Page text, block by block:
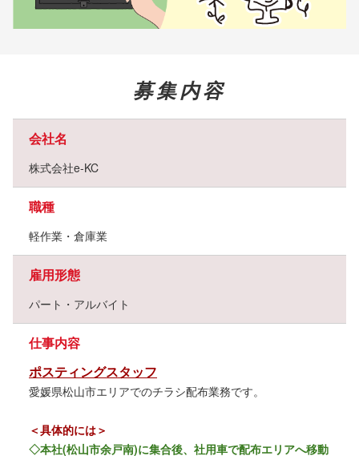
募集内容
会社名
株式会社e-KC
職種
軽作業・倉庫業
雇用形態
パート・アルバイト
仕事内容
ポスティングスタッフ
愛媛県松山市エリアでのチラシ配布業務です。
＜具体的には＞
◇本社(松山市余戸南)に集合後、社用車で配布エリアへ移動